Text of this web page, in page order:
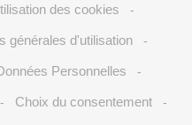
des cookies -
générales d'utilisation -
Personnelles -
- Choix du consentement -